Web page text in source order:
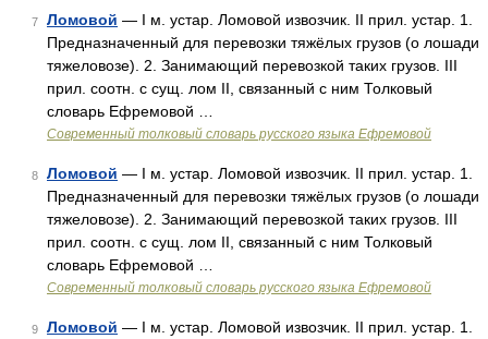
7 Ломовой — I м. устар. Ломовой извозчик. II прил. устар. 1.
Предназначенный для перевозки тяжёлых грузов (о лошади
тяжеловозе). 2. Занимающий перевозкой таких грузов. III
прил. соотн. с сущ. лом II, связанный с ним Толковый
словарь Ефремовой …
Современный толковый словарь русского языка Ефремовой
8 Ломовой — I м. устар. Ломовой извозчик. II прил. устар. 1.
Предназначенный для перевозки тяжёлых грузов (о лошади
тяжеловозе). 2. Занимающий перевозкой таких грузов. III
прил. соотн. с сущ. лом II, связанный с ним Толковый
словарь Ефремовой …
Современный толковый словарь русского языка Ефремовой
9 Ломовой — I м. устар. Ломовой извозчик. II прил. устар. 1.